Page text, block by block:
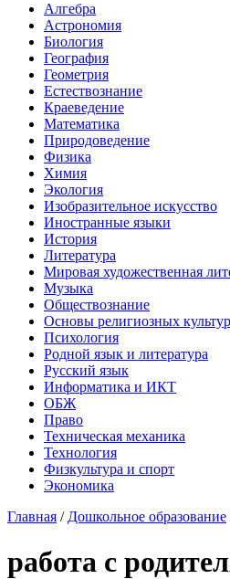
Алгебра
Астрономия
Биология
География
Геометрия
Естествознание
Краеведение
Математика
Природоведение
Физика
Химия
Экология
Изобразительное искусство
Иностранные языки
История
Литература
Мировая художественная
Музыка
Обществознание
Основы религиозных культур
Психология
Родной язык и литература
Русский язык
Информатика и ИКТ
ОБЖ
Право
Техническая механика
Технология
Физкультура и спорт
Экономика
Главная / Дошкольное образование
работа с